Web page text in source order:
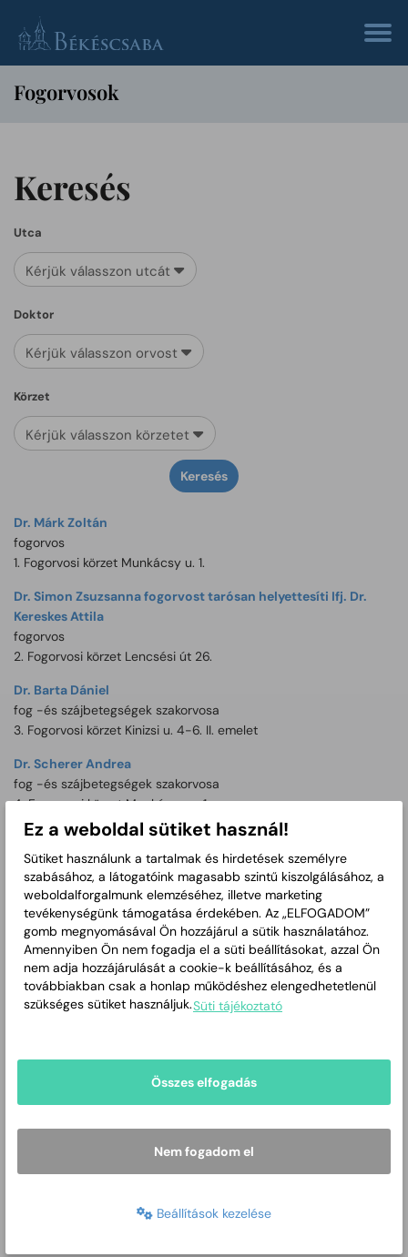
Fogorvosok
Keresés
Utca
Kérjük válasszon utcát
Doktor
Kérjük válasszon orvost
Körzet
Kérjük válasszon körzetet
Keresés
Dr. Márk Zoltán
fogorvos
1. Fogorvosi körzet Munkácsy u. 1.
Dr. Simon Zsuzsanna fogorvost tarósan helyettesíti Ifj. Dr.
Kereskes Attila
fogorvos
2. Fogorvosi körzet Lencsési út 26.
Dr. Barta Dániel
fog -és szájbetegségek szakorvosa
3. Fogorvosi körzet Kinizsi u. 4-6. II. emelet
Dr. Scherer Andrea
fog -és szájbetegségek szakorvosa
4. Fogorvosi körzet Munkácsy u. 1.
Harangozóné dr. Hocz Nikoletta
fogorvos
5. Fogorvosi körzet Corvin u. 3/1.
Dr. Fodor Judit
konzerváló fogászat és fogpótlástan
6. Fogorvosi körzet Fövenyes u. 13.
Dr. Gyenes Ágnes
fog -és szájbetegségek szakorvosa
Dr. Kerekes Attila
fog -és szájbetegségek szakorvosa
Ianosné Dr. Gurzó Mária
fog -és szájbetegségek szakorvosa, konzerváló fogászat és
fogpótlástan
Ez a weboldal sütiket használ!
Sütiket használunk a tartalmak és hirdetések személyre
szabásához, a látogatóink magasabb szintű kiszolgálásához, a
weboldalforgalmunk elemzéséhez, illetve marketing
tevékenységünk támogatása érdekében. Az „ELFOGADOM”
gomb megnyomásával Ön hozzájárul a sütik használatához.
Amennyiben Ön nem fogadja el a süti beállításokat, azzal Ön
nem adja hozzájárulását a cookie-k beállításához, és a
továbbiakban csak a honlap működéshez elengedhetetlenül
szükséges sütiket használjuk.Süti tájékoztató
Összes elfogadás
Nem fogadom el
Beállítások kezelése